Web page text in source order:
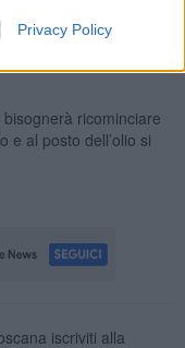
Privacy Policy
a mescolare fin
punto aggiungere
ricominciare
e al posto dell’olio si
iscriviti alla